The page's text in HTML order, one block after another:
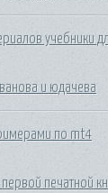
учебники
и юдачева
по mt4
печатной